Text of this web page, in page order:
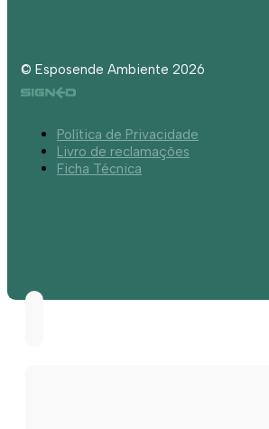
© Esposende Ambiente 2026
Política de Privacidade
Livro de reclamações
Ficha Técnica